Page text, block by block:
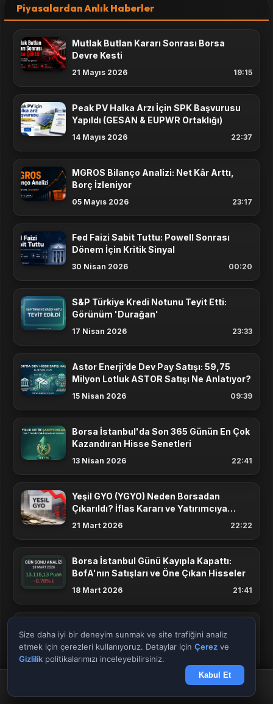
Piyasalardan Anlık Haberler
Mutlak Butlan Kararı Sonrası Borsa
Devre Kesti
21 Mayıs 2026 19:15
Peak PV Halka Arzı İçin SPK Başvurusu
Yapıldı (GESAN & EUPWR Ortaklığı)
14 Mayıs 2026 22:37
MGROS Bilanço Analizi: Net Kâr Arttı,
Borç İzleniyor
05 Mayıs 2026 23:17
Fed Faizi Sabit Tuttu: Powell Sonrası
Dönem İçin Kritik Sinyal
30 Nisan 2026 00:20
S&P Türkiye Kredi Notunu Teyit Etti:
Görünüm 'Durağan'
17 Nisan 2026 23:33
Astor Enerji’de Dev Pay Satışı: 59,75
Milyon Lotluk ASTOR Satışı Ne Anlatıyor?
15 Nisan 2026 09:39
Borsa İstanbul'da Son 365 Günün En Çok
Kazandıran Hisse Senetleri
13 Nisan 2026 22:41
Yeşil GYO (YGYO) Neden Borsadan
Çıkarıldı? İflas Kararı ve Yatırımcıya
Etkisi
21 Mart 2026 22:22
Borsa İstanbul Günü Kayıpla Kapattı:
BofA'nın Satışları ve Öne Çıkan Hisseler
18 Mart 2026 21:41
Hisseler | AnlikDoviz.co
17 Mart 2026
Size daha iyi bir deneyim sunmak ve site trafiğini analiz
etmek için çerezleri kullanıyoruz. Detaylar için Çerez ve
Gizlilik politikalarımızı inceleyebilirsiniz.
Kabul Et